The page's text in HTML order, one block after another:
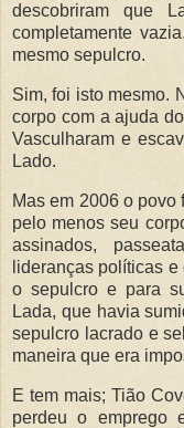
descobriram que
completamente
mesmo sepulcro.
Sim, foi isto mesmo.
corpo com a ajuda
Vasculharam e
Lado.
Mas em 2006 o povo
pelo menos seu
assinados,
lideranças políticas
o sepulcro e para
Lada, que havia
sepulcro lacrado e
maneira que era
E tem mais; Tião
perdeu o emprego